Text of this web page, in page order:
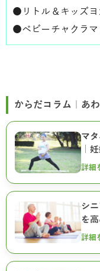
● リトル＆キッズ
●ベビーチャクラ
からだコラム｜あ
マ
｜
詳
シ
を
詳